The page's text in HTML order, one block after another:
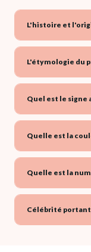
L'histoire et
L'étymologie du
Quel est le signe
Quelle est la
Quelle est la
Célébrité portant